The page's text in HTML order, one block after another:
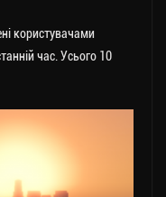
користувачами
час. Усього 10